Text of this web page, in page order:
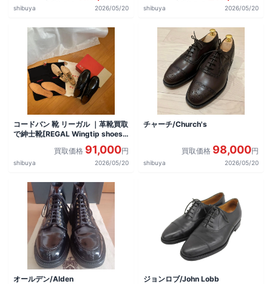
shibuya 2026/05/20 shibuya 2026/05/20
コードバン 靴 リーガル ｜革靴買取
で紳士靴[REGAL Wingtip shoes]
買取価格 91,000円
shibuya 2026/05/20
チャーチ/Church's
買取価格 98,000円
shibuya 2026/05/20
オールデン/Alden
ジョンロブ/John Lobb